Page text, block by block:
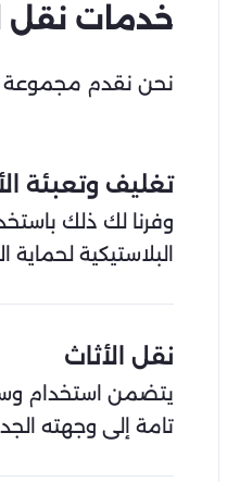
خدمات نقل
نحن نقدم مجموعة
تغليف وتعبئة
وفرنا لك ذلك
البلاستيكية
نقل الأثاث
يتضمن استخدام
تامة إلى وجهته